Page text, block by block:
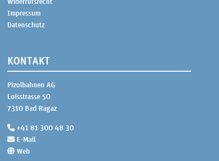
Impressum
Datenschutz
KONTAKT
Pizolbahnen AG
Loisstrasse 50
7310 Bad Ragaz
+41 81 300 48 30
E-Mail
Web